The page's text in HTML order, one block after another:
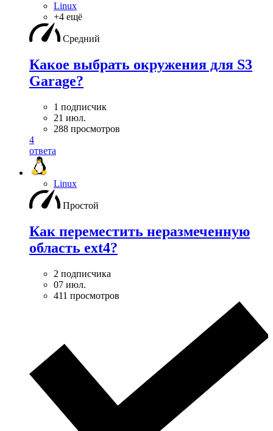
Linux
+4 ещё
Средний
Какое выбрать окружения для S3
Garage?
1 подписчик
21 июл.
288 просмотров
4
ответа
Linux
Простой
Как переместить неразмеченную
область ext4?
2 подписчика
07 июл.
411 просмотров